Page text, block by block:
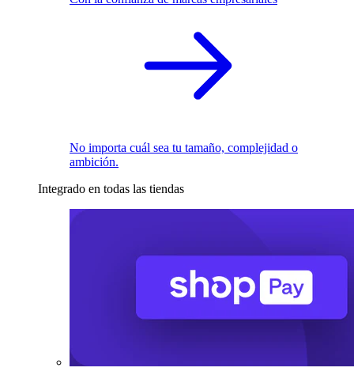
No importa cuál sea tu tamaño, complejidad o
ambición.
Integrado en todas las tiendas